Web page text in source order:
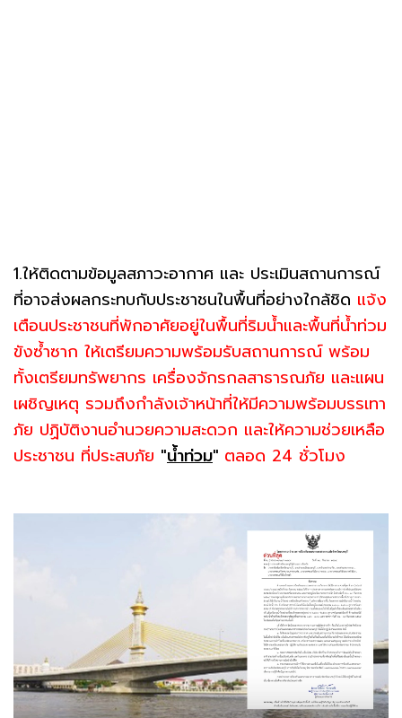
1.ให้ติดตามข้อมูลสภาวะอากาศ และ ประเมินสถานการณ์
ที่อาจส่งผลกระทบกับประชาชนในพื้นที่อย่างใกล้ชิด แจ้ง
เตือนประชาชนที่พักอาศัยอยู่ในพื้นที่ริมน้ำและพื้นที่น้ำท่วม
ขังซ้ำซาก ให้เตรียมความพร้อมรับสถานการณ์ พร้อม
ทั้งเตรียมทรัพยากร เครื่องจักรกลสาธารณภัย และแผน
เผชิญเหตุ รวมถึงกำลังเจ้าหน้าที่ให้มีความพร้อมบรรเทา
ภัย ปฏิบัติงานอำนวยความสะดวก และให้ความช่วยเหลือ
ประชาชน ที่ประสบภัย "น้ำท่วม" ตลอด 24 ชั่วโมง